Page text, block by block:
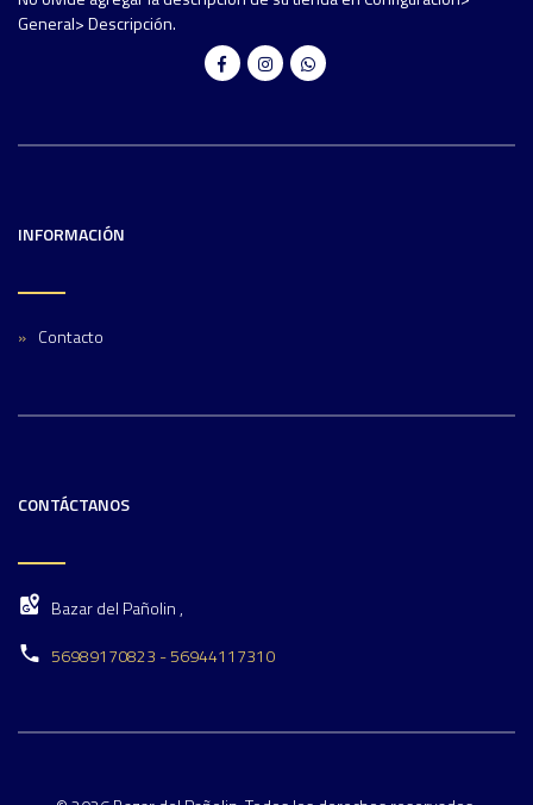
General> Descripción.
INFORMACIÓN
Contacto
CONTÁCTANOS
Bazar del Pañolin ,
56989170823 - 56944117310